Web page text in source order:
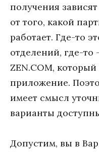
получения
от того, какой
работает. Где-то
отделений, где-
ZEN.COM,
приложение.
имеет смысл
варианты
Допустим, вы в